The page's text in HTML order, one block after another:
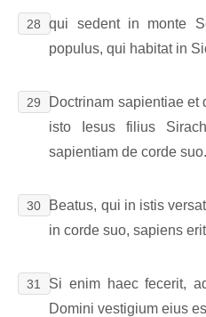
28
qui sedent in monte
populus, qui habitat in
29
Doctrinam sapientiae
isto Iesus filius
sapientiam de corde suo.
30
Beatus, qui in istis
in corde suo, sapiens
31
Si enim haec fecerit,
Domini vestigium eius